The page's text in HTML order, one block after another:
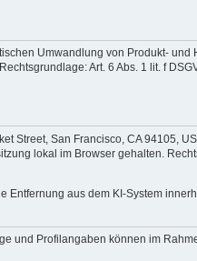
Umwandlung von Produkt-
Art. 6 Abs. 1 lit. f
Street, San Francisco, CA 94105,
lokal im Browser gehalten.
aus dem KI-System
und Profilangaben können im